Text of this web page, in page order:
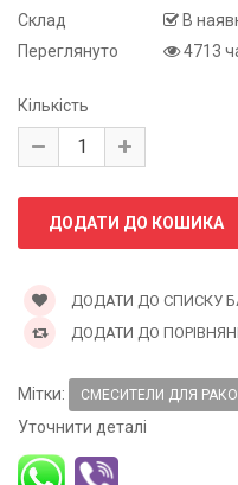
Склад
В
Переглянуто
4713
Кількість
ДОДАТИ ДО СПИСКУ
ДОДАТИ ДО
Мітки: СМЕСИТЕЛИ ДЛЯ
Уточнити деталі